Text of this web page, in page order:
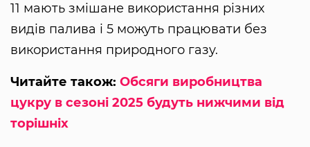
11 мають змішане використання різних
видів палива і 5 можуть працювати без
використання природного газу.
Читайте також: Обсяги виробництва
цукру в сезоні 2025 будуть нижчими від
торішніх